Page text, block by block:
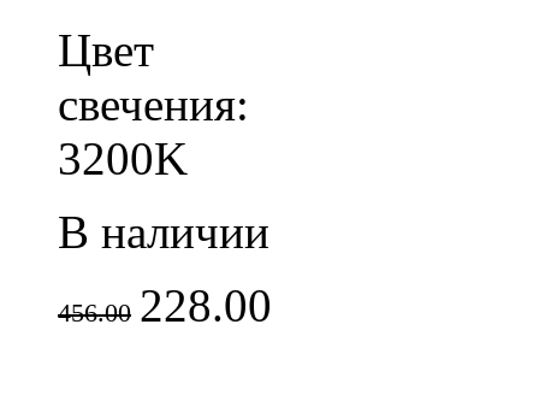
Цвет
свечения:
3200K
В наличии
456.00 228.00